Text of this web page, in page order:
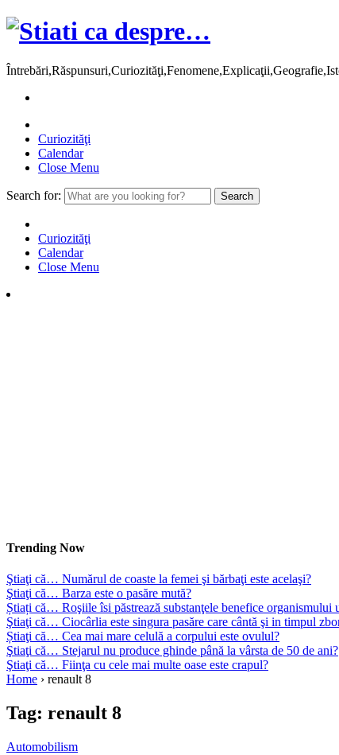
Curiozităţi
Calendar
Close Menu
Search for:
Curiozităţi
Calendar
Close Menu
Trending Now
Ştiaţi că… Numărul de coaste la femei şi bărbaţi este acelaşi?
Ştiaţi că… Barza este o pasăre mută?
Știați că… Roşiile îsi păstrează substanţele benefice organismului
Ştiaţi că… Ciocârlia este singura pasăre care cântă şi in timpul
Știaţi că… Cea mai mare celulă a corpului este ovulul?
Ştiaţi că… Stejarul nu produce ghinde până la vârsta de 50 de ani?
Ştiaţi că… Fiinţa cu cele mai multe oase este crapul?
Home › renault 8
Tag: renault 8
Automobilism